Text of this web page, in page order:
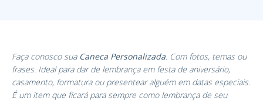
Faça conosco sua Caneca Personalizada . Com fotos, temas ou
frases. Ideal para dar de lembrança em festa de aniversário,
casamento, formatura ou presentear alguém em datas especiais.
É um item que ficará para sempre como lembrança de seu